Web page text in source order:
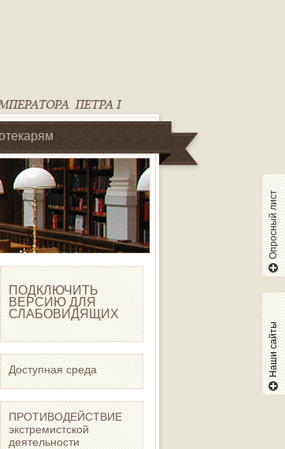
ПОДКЛЮЧИТЬ
ВЕРСИЮ ДЛЯ
СЛАБОВИДЯЩИХ
Доступная среда
ПРОТИВОДЕЙСТВИЕ
экстремистской
деятельности
Опросный лист
Наши сайты